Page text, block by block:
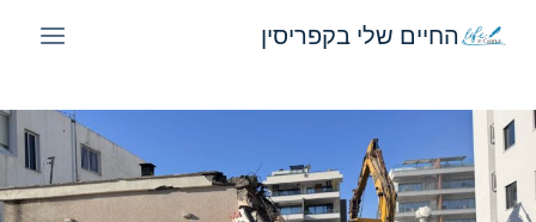
החיים שלי בקפריסין